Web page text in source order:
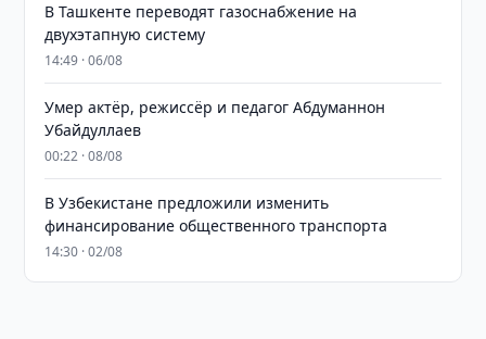
В Ташкенте переводят газоснабжение на
двухэтапную систему
14:49 · 06/08
Умер актёр, режиссёр и педагог Абдуманнон
Убайдуллаев
00:22 · 08/08
В Узбекистане предложили изменить
финансирование общественного транспорта
14:30 · 02/08